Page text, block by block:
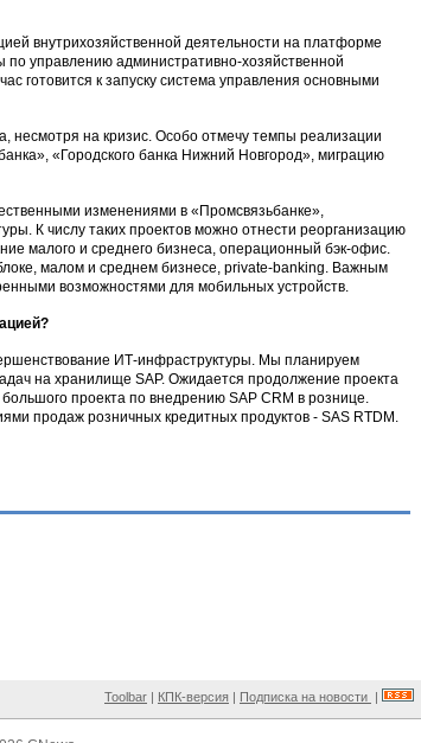
внутрихозяйственной деятельности на платформе
управлению административно-хозяйственной
готовится к запуску система управления основными
несмотря на кризис. Особо отмечу темпы реализации
«Городского банка Нижний Новгород», миграцию
изменениями в «Промсвязьбанке»,
К числу таких проектов можно отнести реорганизацию
малого и среднего бизнеса, операционный бэк-офис.
малом и среднем бизнесе, private-banking. Важным
возможностями для мобильных устройств.
ИТ-инфраструктуры. Мы планируем
на хранилище SAP. Ожидается продолжение проекта
проекта по внедрению SAP CRM в рознице.
продаж розничных кредитных продуктов - SAS RTDM.
Toolbar | КПК-версия | Подписка на новости |